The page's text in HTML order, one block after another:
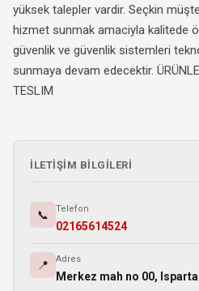
yüksek talepler vardir. Seçkin
hizmet sunmak amaciyla kalitede
güvenlik ve güvenlik sistemleri
sunmaya devam edecektir.
TESLIM
İLETIŞIM BILGILERI
📞 Telefon
02165614524
📍 Adres
Merkez mah no 00, Isparta